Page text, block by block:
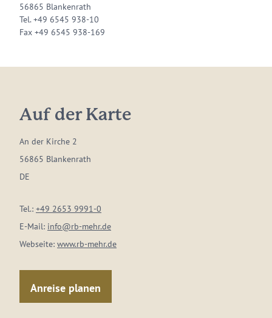
56865 Blankenrath
Tel. +49 6545 938-10
Fax +49 6545 938-169
Auf der Karte
An der Kirche 2
56865 Blankenrath
DE
Tel.: +49 2653 9991-0
E-Mail: info@rb-mehr.de
Webseite: www.rb-mehr.de
Anreise planen